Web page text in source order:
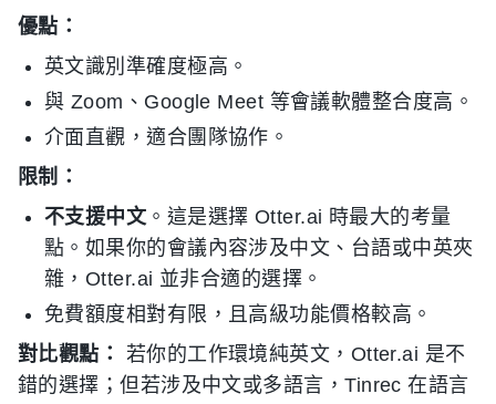
優點：
英文識別準確度極高。
與 Zoom、Google Meet 等會議軟體整合度高。
介面直觀，適合團隊協作。
限制：
不支援中文。這是選擇 Otter.ai 時最大的考量
點。如果你的會議內容涉及中文、台語或中英夾
雜，Otter.ai 並非合適的選擇。
免費額度相對有限，且高級功能價格較高。
對比觀點：
若你的工作環境純英文，Otter.ai 是不
錯的選擇；但若涉及中文或多語言，Tinrec 在語言